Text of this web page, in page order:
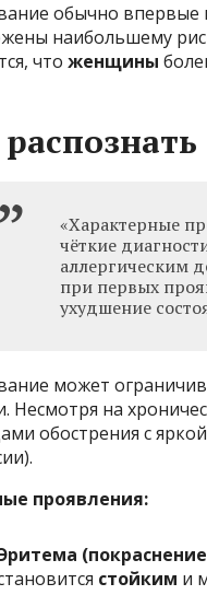
обычно впервые
наибольшему
что женщины
«Характерные
чёткие
аллергическим
при первых
ухудшение
может
Несмотря на
обострения с
проявления:
стойким и